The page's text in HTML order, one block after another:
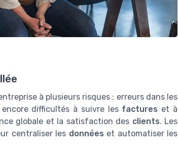
à plusieurs risques : erreurs dans les
difficultés à suivre les factures et à
globale et la satisfaction des clients. Les
centraliser les données et automatiser les